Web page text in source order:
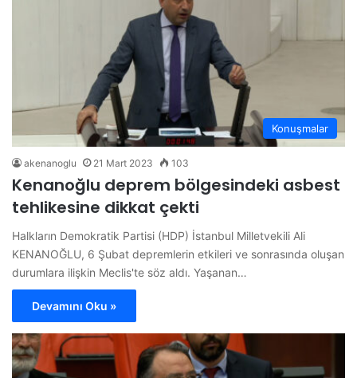
Konuşmalar
akenanoglu 21 Mart 2023 103
Kenanoğlu deprem bölgesindeki asbest
tehlikesine dikkat çekti
Halkların Demokratik Partisi (HDP) İstanbul Milletvekili Ali
KENANOĞLU, 6 Şubat depremlerin etkileri ve sonrasında oluşan
durumlara ilişkin Meclis'te söz aldı. Yaşanan…
Devamını Oku »